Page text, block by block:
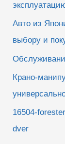
Авто из
выбору и
Крано-
16504-
dver